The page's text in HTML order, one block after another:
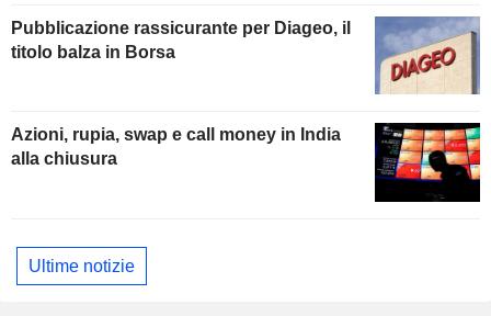
Pubblicazione rassicurante per Diageo, il
titolo balza in Borsa
Azioni, rupia, swap e call money in India
alla chiusura
Ultime notizie